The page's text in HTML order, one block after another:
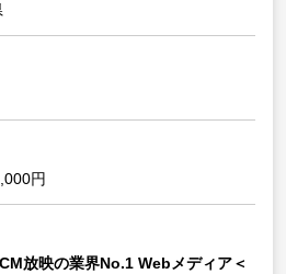
円
放映の業界No.1 Webメディア＜